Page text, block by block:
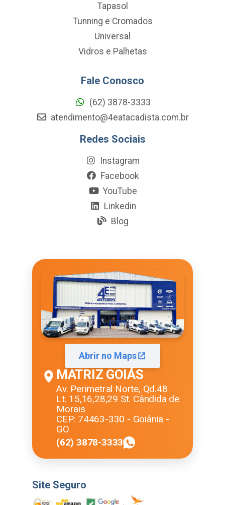
Tapasol
Tunning e Cromados
Universal
Vidros e Palhetas
Fale Conosco
(62) 3878-3333
atendimento@4eatacadista.com.br
Redes Sociais
Instagram
Facebook
YouTube
Linkedin
Blog
Abrir no Maps
MATRIZ GOIÁS
Av. Perimetral Norte, Qd.48
Lt. 15,16,28,29 St. Cândida de
Morais
CEP: 74463-330 - Goiânia -
GO
(62) 3878-3333
Site Seguro